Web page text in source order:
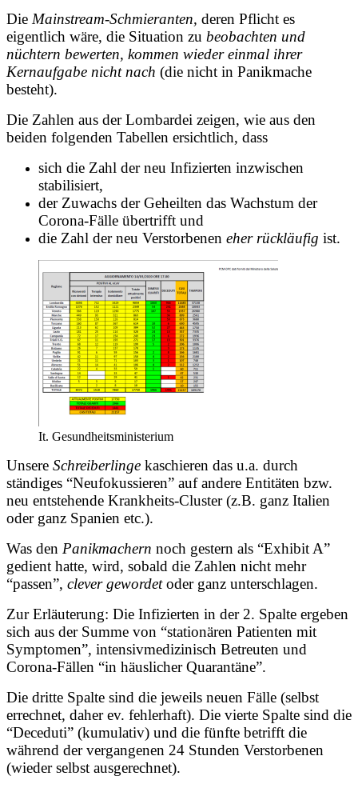
Die Mainstream-Schmieranten, deren Pflicht es
eigentlich wäre, die Situation zu beobachten und
nüchtern bewerten, kommen wieder einmal ihrer
Kernaufgabe nicht nach (die nicht in Panikmache
besteht).
Die Zahlen aus der Lombardei zeigen, wie aus den
beiden folgenden Tabellen ersichtlich, dass
sich die Zahl der neu Infizierten inzwischen
stabilisiert,
der Zuwachs der Geheilten das Wachstum der
Corona-Fälle übertrifft und
die Zahl der neu Verstorbenen eher rückläufig ist.
It. Gesundheitsministerium
Unsere Schreiberlinge kaschieren das u.a. durch
ständiges “Neufokussieren” auf andere Entitäten bzw.
neu entstehende Krankheits-Cluster (z.B. ganz Italien
oder ganz Spanien etc.).
Was den Panikmachern noch gestern als “Exhibit A”
gedient hatte, wird, sobald die Zahlen nicht mehr
“passen”, clever gewordetoder ganz unterschlagen.
Zur Erläuterung: Die Infizierten in der 2. Spalte ergeben
sich aus der Summe von “stationären Patienten mit
Symptomen”, intensivmedizinisch Betreuten und
Corona-Fällen “in häuslicher Quarantäne”.
Die dritte Spalte sind die jeweils neuen Fälle (selbst
errechnet, daher ev. fehlerhaft). Die vierte Spalte sind die
“Deceduti” (kumulativ) und die fünfte betrifft die
während der vergangenen 24 Stunden Verstorbenen
(wieder selbst ausgerechnet).